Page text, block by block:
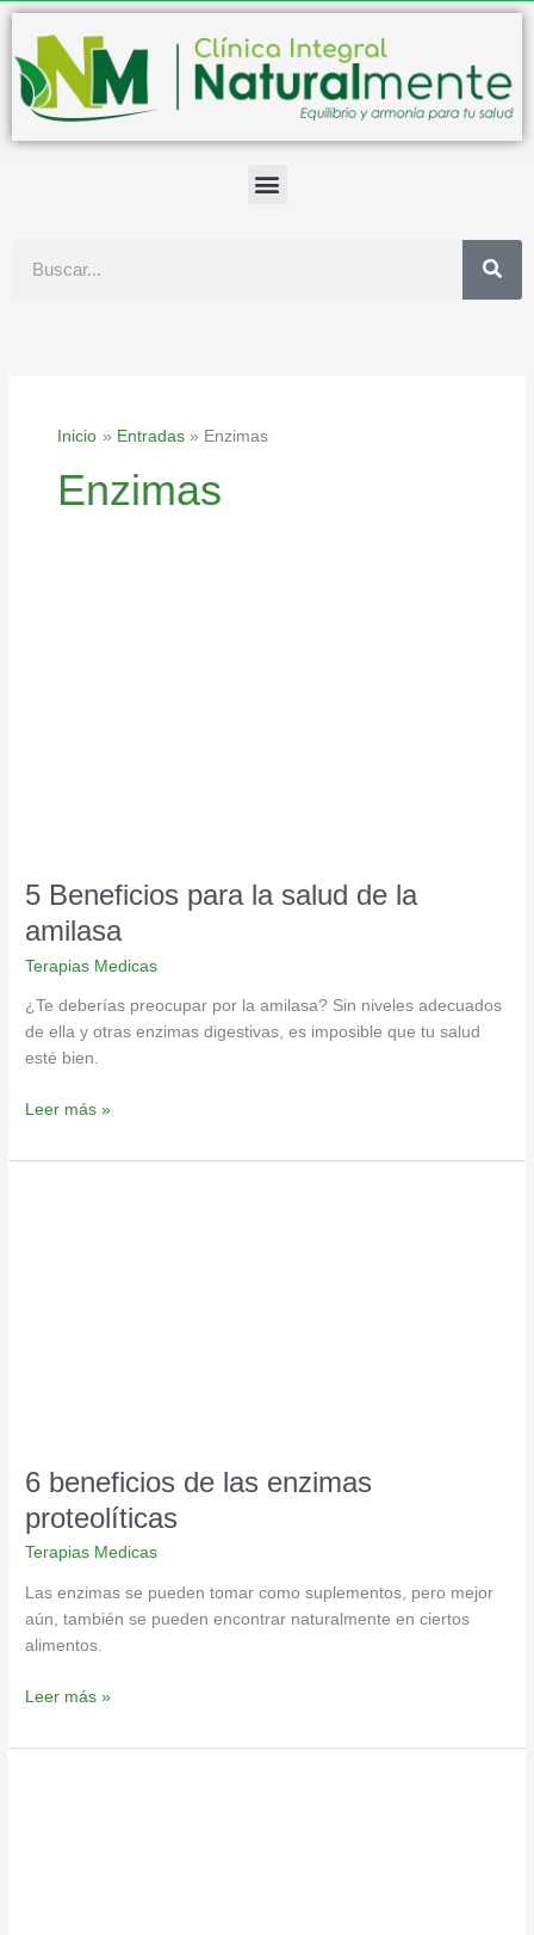
contenido
Inicio Entradas Enzimas
Enzimas
5 Beneficios para la salud de la
amilasa
Terapias Medicas
¿Te deberías preocupar por la amilasa? Sin niveles adecuados
de ella y otras enzimas digestivas, es imposible que tu salud
esté bien.
Leer más »
6 beneficios de las enzimas
proteolíticas
Terapias Medicas
Las enzimas se pueden tomar como suplementos, pero mejor
aún, también se pueden encontrar naturalmente en ciertos
alimentos.
Leer más »